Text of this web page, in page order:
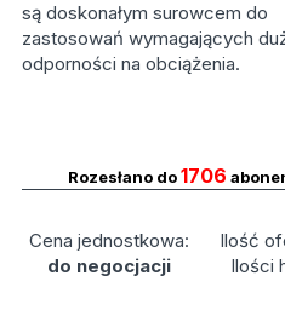
są doskonałym surowcem do
zastosowań wymagających
odporności na obciążenia.
Rozesłano do1706
Cena jednostkowa:
do negocjacji
Ilość
Ilości